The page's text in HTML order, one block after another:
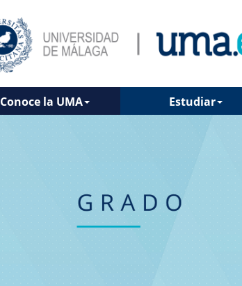
Conoce la UMA Estudiar